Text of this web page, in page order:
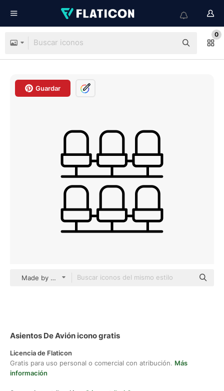
0
Guardar
Made by Made Premium black outline
Asientos De Avión icono gratis
Licencia de Flaticon
Gratis para uso personal o comercial con atribución. Más
información